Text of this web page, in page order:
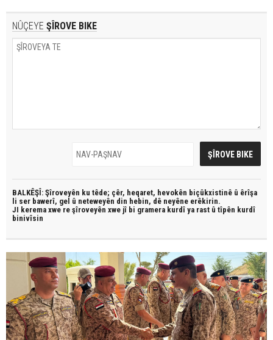
NÛÇEYE ŞÎROVE BIKE
BALKÊŞÎ: Şîroveyên ku têde; çêr, heqaret, hevokên biçûkxistinê û êrîşa
li ser bawerî, gel û neteweyên din hebin, dê neyêne erêkirin.
JI kerema xwe re şîroveyên xwe jî bi gramera kurdî ya rast û tîpên kurdî
binivîsin